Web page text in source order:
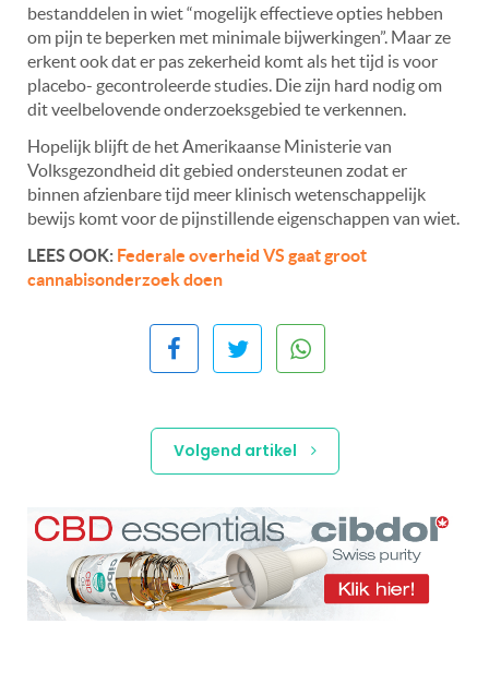
bestanddelen in wiet “mogelijk effectieve opties hebben
om pijn te beperken met minimale bijwerkingen”. Maar ze
erkent ook dat er pas zekerheid komt als het tijd is voor
placebo- gecontroleerde studies. Die zijn hard nodig om
dit veelbelovende onderzoeksgebied te verkennen.
Hopelijk blijft de het Amerikaanse Ministerie van
Volksgezondheid dit gebied ondersteunen zodat er
binnen afzienbare tijd meer klinisch wetenschappelijk
bewijs komt voor de pijnstillende eigenschappen van wiet.
LEES OOK: Federale overheid VS gaat groot
cannabisonderzoek doen
Volgend artikel